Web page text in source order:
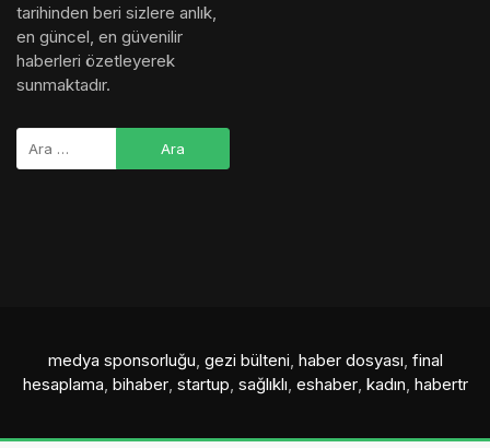
tarihinden beri sizlere anlık,
en güncel, en güvenilir
haberleri özetleyerek
sunmaktadır.
medya sponsorluğu, gezi bülteni, haber dosyası, final
hesaplama, bihaber, startup, sağlıklı, eshaber, kadın, habertr